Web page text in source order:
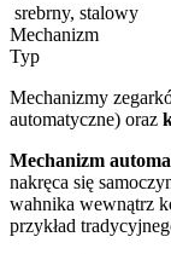
srebrny, stalowy
Mechanizm
Typ
Mechanizmy
automatyczne) oraz
Mechanizm
nakręca się
wahnika wewnątrz
przykład